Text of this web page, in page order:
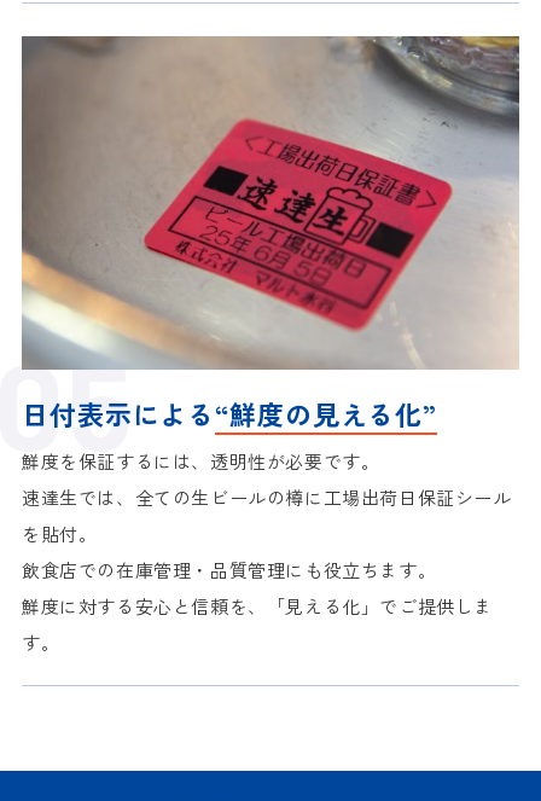
日付表示による“鮮度の見える化”
鮮度を保証するには、透明性が必要です。
速達生では、全ての生ビールの樽に工場出荷日保証シール
を貼付。
飲食店での在庫管理・品質管理にも役立ちます。
鮮度に対する安心と信頼を、「見える化」でご提供しま
す。